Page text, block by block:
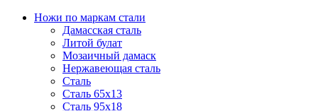
Ножи по маркам стали
Дамасская сталь
Литой булат
Мозаичный дамаск
Нержавеющая сталь
Сталь
Сталь 65х13
Сталь 95х18